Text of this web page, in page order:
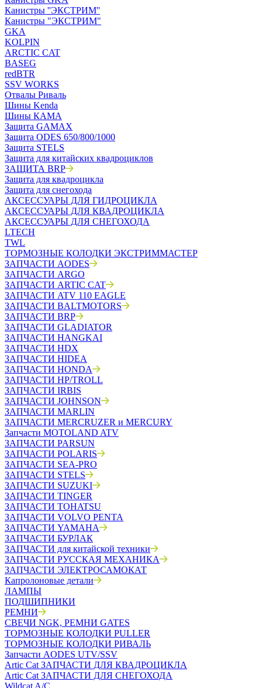
Канистры ''ЭКСТРИМ''
Канистры "ЭКСТРИМ"
GKA
KOLPIN
ARCTIC CAT
BASEG
redBTR
SSV WORKS
Отвалы Риваль
Шины Kenda
Шины КАМА
Защита GAMAX
Защита ODES 650/800/1000
Защита STELS
Защита для китайских квадроциклов
ЗАЩИТА BRP
Защита для квадроцикла
Защита для снегохода
АКСЕССУАРЫ ДЛЯ ГИДРОЦИКЛА
АКСЕССУАРЫ ДЛЯ КВАДРОЦИКЛА
АКСЕССУАРЫ ДЛЯ СНЕГОХОДА
LTECH
TWL
ТОРМОЗНЫЕ КОЛОДКИ ЭКСТРИММАСТЕР
ЗАПЧАСТИ AODES
ЗАПЧАСТИ ARGO
ЗАПЧАСТИ ARTIC CAT
ЗАПЧАСТИ ATV 110 EAGLE
ЗАПЧАСТИ BALTMOTORS
ЗАПЧАСТИ BRP
ЗАПЧАСТИ GLADIATOR
ЗАПЧАСТИ HANGKAI
ЗАПЧАСТИ HDX
ЗАПЧАСТИ HIDEA
ЗАПЧАСТИ HONDA
ЗАПЧАСТИ HP/TROLL
ЗАПЧАСТИ IRBIS
ЗАПЧАСТИ JOHNSON
ЗАПЧАСТИ MARLIN
ЗАПЧАСТИ MERCRUZER и MERCURY
Запчасти MOTOLAND ATV
ЗАПЧАСТИ PARSUN
ЗАПЧАСТИ POLARIS
ЗАПЧАСТИ SEA-PRO
ЗАПЧАСТИ STELS
ЗАПЧАСТИ SUZUKI
ЗАПЧАСТИ TINGER
ЗАПЧАСТИ TOHATSU
ЗАПЧАСТИ VOLVO PENTA
ЗАПЧАСТИ YAMAHA
ЗАПЧАСТИ БУРЛАК
ЗАПЧАСТИ для китайской техники
ЗАПЧАСТИ РУССКАЯ МЕХАНИКА
ЗАПЧАСТИ ЭЛЕКТРОСАМОКАТ
Капролоновые детали
ЛАМПЫ
ПОДШИПНИКИ
РЕМНИ
СВЕЧИ NGK, РЕМНИ GATES
ТОРМОЗНЫЕ КОЛОДКИ PULLER
ТОРМОЗНЫЕ КОЛОДКИ РИВАЛЬ
Запчасти AODES UTV/SSV
Artic Cat ЗАПЧАСТИ ДЛЯ КВАДРОЦИКЛА
Artic Cat ЗАПЧАСТИ ДЛЯ СНЕГОХОДА
Wildcat A/C